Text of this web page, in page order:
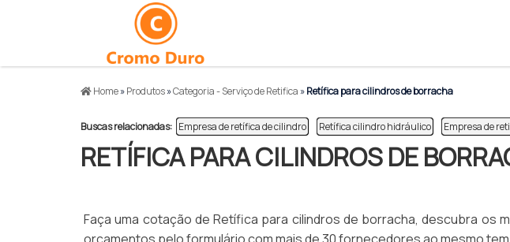
Home»Produtos»Categoria - Serviço de Retifica »Retífica para cilindros de borracha
Buscas relacionadas: Empresa de retífica de cilindro Retífica cilindro hidráulico Empresa de
RETÍFICA PARA CILINDROS DE
Faça uma cotação de Retífica para cilindros de borracha, descubra os